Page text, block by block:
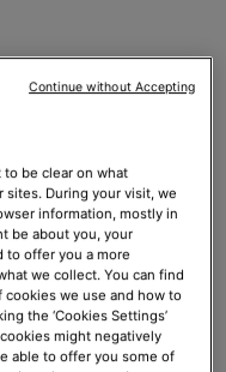
la localisation, la zone
et la technologie
patient(e)s doivent éviter
(sauna, exercices
to be clear on what
During your visit, we
information, mostly in
be about you, your
to offer you a more
we collect. You can find
we use and how to
the ‘Cookies Settings’
might negatively
able to offer you some of
Continue without Accepting